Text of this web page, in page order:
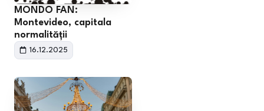
MONDO FAN:
Montevideo, capitala
normalității
16.12.2025